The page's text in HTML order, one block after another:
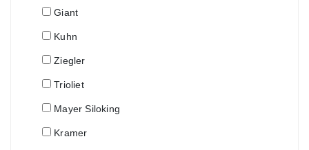
Giant
Kuhn
Ziegler
Trioliet
Mayer Siloking
Kramer